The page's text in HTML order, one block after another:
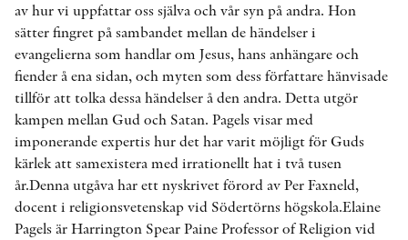
av hur vi uppfattar oss själva och vår syn på andra. Hon
sätter fingret på sambandet mellan de händelser i
evangelierna som handlar om Jesus, hans anhängare och
fiender å ena sidan, och myten som dess författare hänvisade
tillför att tolka dessa händelser å den andra. Detta utgör
kampen mellan Gud och Satan. Pagels visar med
imponerande expertis hur det har varit möjligt för Guds
kärlek att samexistera med irrationellt hat i två tusen
år.Denna utgåva har ett nyskrivet förord av Per Faxneld,
docent i religionsvetenskap vid Södertörns högskola.Elaine
Pagels är Harrington Spear Paine Professor of Religion vid